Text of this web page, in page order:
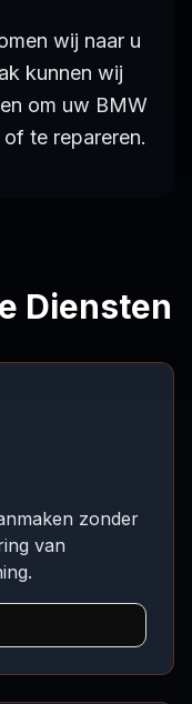
wij naar u
kunnen wij
om uw BMW
te repareren.
Diensten
zonder
van